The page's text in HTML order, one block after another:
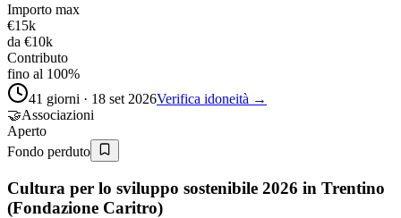
Importo max
€15k
da €10k
Contributo
fino al 100%
41 giorni · 18 set 2026Verifica idoneità →
🤝Associazioni
Aperto
Fondo perduto
Cultura per lo sviluppo sostenibile 2026 in Trentino
(Fondazione Caritro)